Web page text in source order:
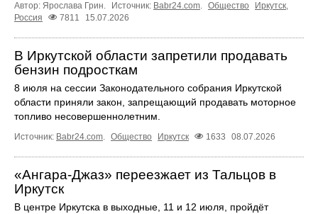
Автор: Ярослава Грин. Источник: Babr24.com. Общество Иркутск,
Россия
7811 15.07.2026
В Иркутской области запретили продавать
бензин подросткам
8 июля на сессии Законодательного собрания Иркутской
области приняли закон, запрещающий продавать моторное
топливо несовершеннолетним.
Источник: Babr24.com. Общество Иркутск 1633 08.07.2026
«Ангара‑Джаз» переезжает из Тальцов в
Иркутск
В центре Иркутска в выходные, 11 и 12 июля, пройдёт